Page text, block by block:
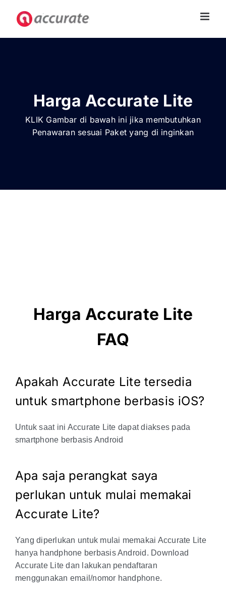
Harga Accurate Lite
KLIK Gambar di bawah ini jika membutuhkan
Penawaran sesuai Paket yang di inginkan
Harga Accurate Lite
FAQ
Apakah Accurate Lite tersedia
untuk smartphone berbasis iOS?
Untuk saat ini Accurate Lite dapat diakses pada
smartphone berbasis Android
Apa saja perangkat saya
perlukan untuk mulai memakai
Accurate Lite?
Yang diperlukan untuk mulai memakai Accurate Lite
hanya handphone berbasis Android. Download
Accurate Lite dan lakukan pendaftaran
menggunakan email/nomor handphone.